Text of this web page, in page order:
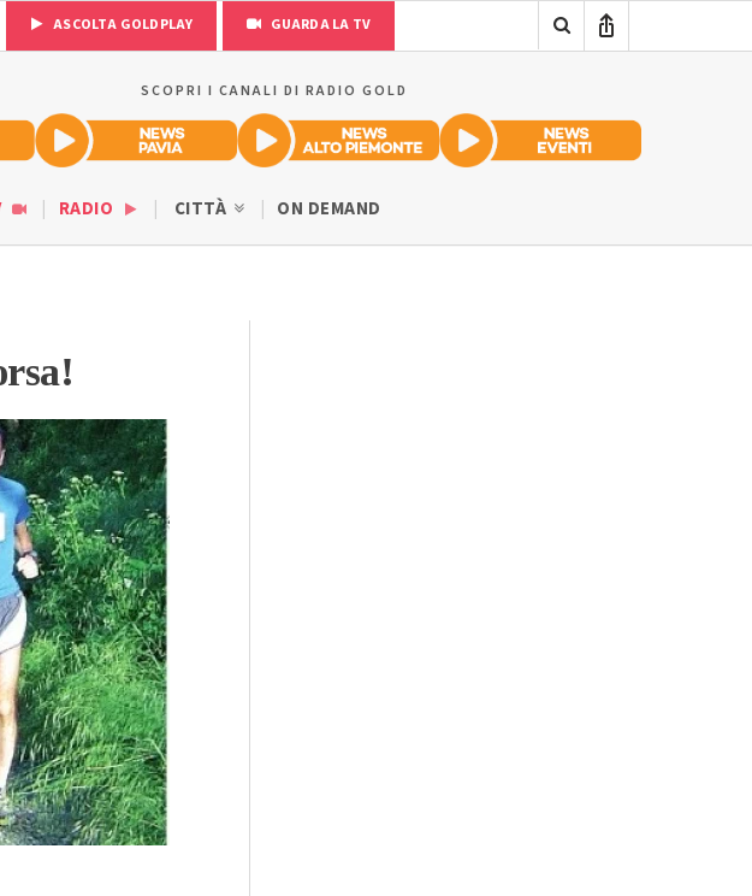
ASCOLTA GOLDPLAY GUARDA LA TV
SCOPRI I CANALI DI RADIO GOLD
RADIO CITTÀ ON DEMAND